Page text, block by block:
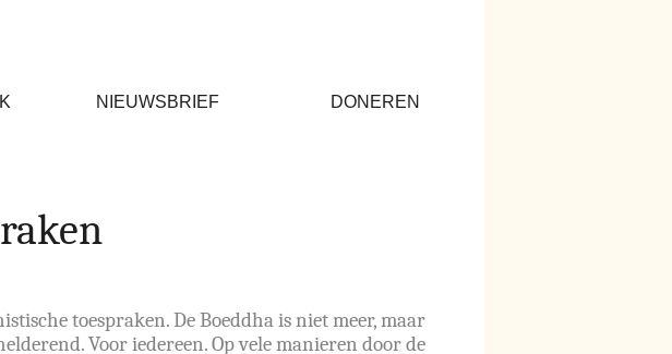
NIEUWSBRIEF DONEREN
toespraken. De Boeddha is niet meer, maar
Voor iedereen. Op vele manieren door de